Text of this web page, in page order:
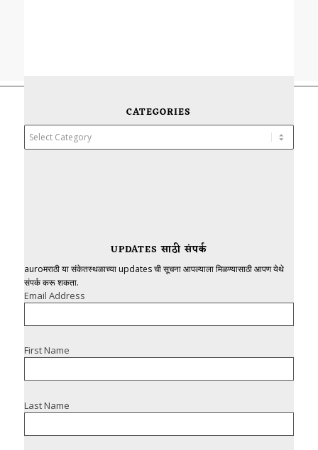
CATEGORIES
UPDATES साठी संपर्क
auroमराठी या संकेतस्थळाच्या updates ची सूचना आपल्याला मिळण्यासाठी आपण येथे
संपर्क करू शकता.
Email Address
First Name
Last Name